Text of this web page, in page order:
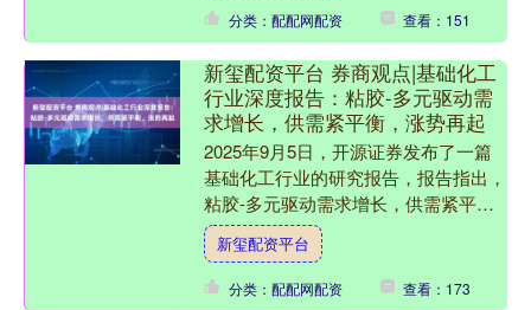
分类：配配网配资 查看：151
新玺配资平台 券商观点|基础化工
行业深度报告：粘胶-多元驱动需
求增长，供需紧平衡，涨势再起
2025年9月5日，开源证券发布了一篇
基础化工行业的研究报告，报告指出，
粘胶-多元驱动需求增长，供需紧平
衡，涨势再起。 报告具体内容如下：
多元驱动，2023-....
新玺配资平台
分类：配配网配资 查看：173